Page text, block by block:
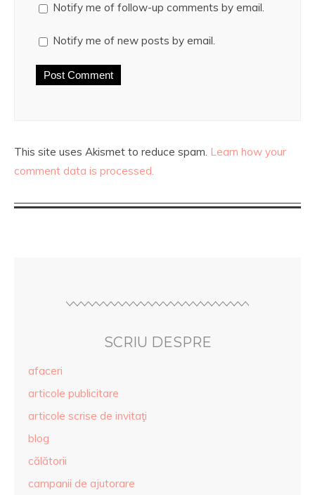
Notify me of follow-up comments by email.
Notify me of new posts by email.
This site uses Akismet to reduce spam. Learn how your
comment data is processed.
SCRIU DESPRE
afaceri
articole publicitare
articole scrise de invitaţi
blog
călătorii
campanii de ajutorare